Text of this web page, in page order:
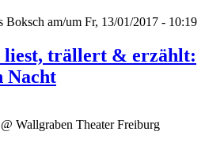
Boksch am/um Fr, 13/01/2017 - 10:19
trällert & erzählt:
Nacht
Wallgraben Theater Freiburg